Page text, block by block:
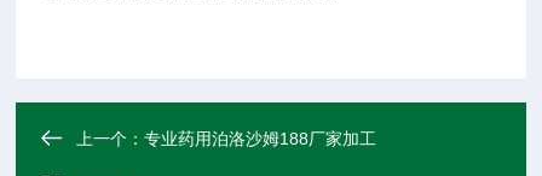
上一个：专业药用泊洛沙姆188厂家加工